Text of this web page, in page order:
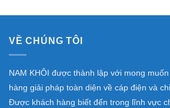
VỀ CHÚNG TÔI
NAM KHÔI được thành lập với mong
hàng giải pháp toàn diện về cáp điện và
Được khách hàng biết đến trong lĩnh vực